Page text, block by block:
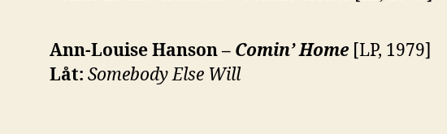
Ann-Louise Hanson – Comin’ Home [LP, 1979]
Låt: Somebody Else Will